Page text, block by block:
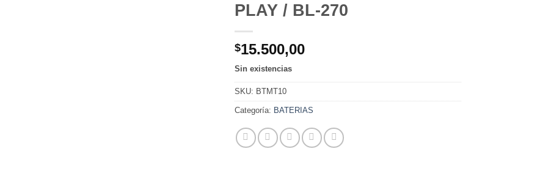
PLAY / BL-270
$15.500,00
Sin existencias
SKU: BTMT10
Categoría: BATERIAS